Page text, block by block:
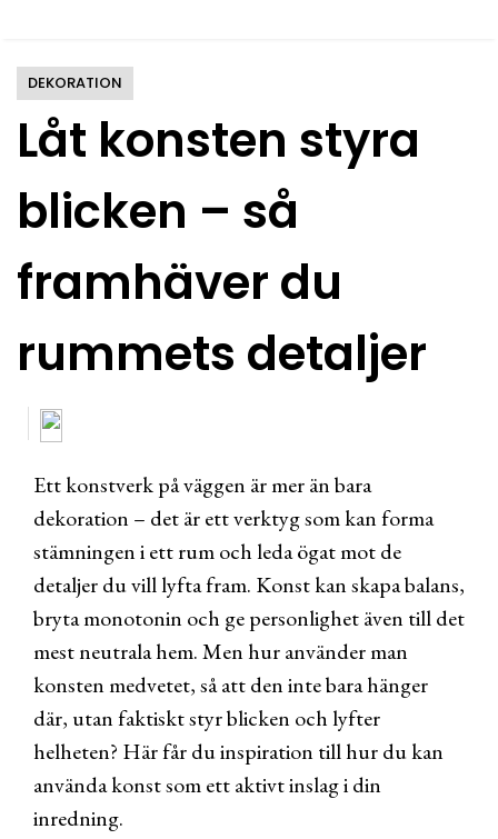
Låt konsten styra
blicken – så
framhäver du
rummets detaljer
DEKORATION
Ett konstverk på väggen är mer än bara
dekoration – det är ett verktyg som kan forma
stämningen i ett rum och leda ögat mot de
detaljer du vill lyfta fram. Konst kan skapa balans,
bryta monotonin och ge personlighet även till det
mest neutrala hem. Men hur använder man
konsten medvetet, så att den inte bara hänger
där, utan faktiskt styr blicken och lyfter
helheten? Här får du inspiration till hur du kan
använda konst som ett aktivt inslag i din
inredning.